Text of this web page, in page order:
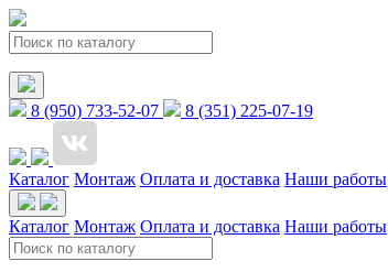
8 (950) 733-52-07 8 (351) 225-07-19
Каталог Монтаж Оплата и доставка Наши работы
Каталог Монтаж Оплата и доставка Наши работы